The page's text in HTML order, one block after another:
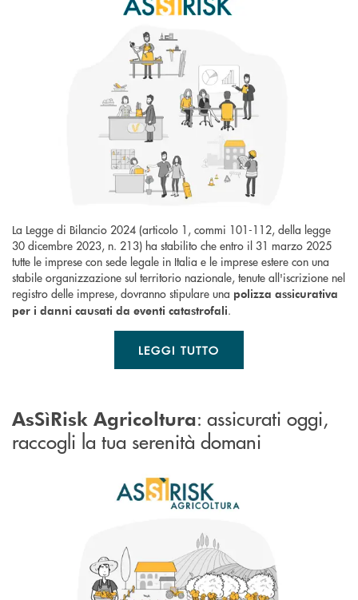
La Legge di Bilancio 2024 (articolo 1, commi 101-112, della legge
30 dicembre 2023, n. 213) ha stabilito che entro il 31 marzo 2025
tutte le imprese con sede legale in Italia e le imprese estere con una
stabile organizzazione sul territorio nazionale, tenute all'iscrizione nel
registro delle imprese, dovranno stipulare una polizza assicurativa
per i danni causati da eventi catastrofali.
LEGGI TUTTO
AsSìRisk Agricoltura: assicurati oggi,
raccogli la tua serenità domani